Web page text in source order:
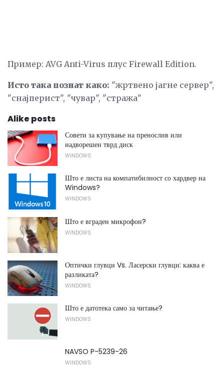
Пример: AVG Anti-Virus плус Firewall Edition.
Исто така познат како: "жртвено јагне сервер",
"снајперист", "чувар", "стража"
Alike posts
Совети за купување на пренослив или
надворешен тврд диск
WINDOWS
Што е листа на компатибилност со хардвер на
Windows?
WINDOWS
Што е вграден микрофон?
WINDOWS
Оптички глувци Vs. Ласерски глувци: каква е
разликата?
WINDOWS
Што е датотека само за читање?
WINDOWS
NAVSO P-5239-26
WINDOWS